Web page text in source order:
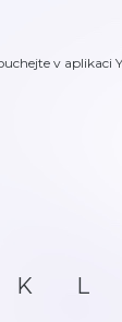
v aplikaci
K L